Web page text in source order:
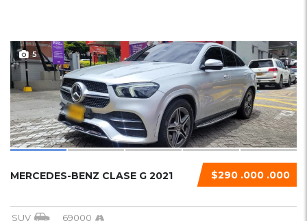
5
$290 .000 .000
MERCEDES-BENZ CLASE G 2021
SUV 69000